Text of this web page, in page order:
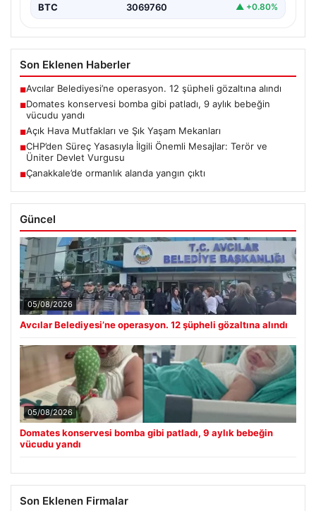
BTC 3069760 ▲ +0.80%
Son Eklenen Haberler
■Avcılar Belediyesi’ne operasyon. 12 şüpheli gözaltına alındı
■Domates konservesi bomba gibi patladı, 9 aylık bebeğin
vücudu yandı
■Açık Hava Mutfakları ve Şık Yaşam Mekanları
■CHP’den Süreç Yasasıyla İlgili Önemli Mesajlar: Terör ve
Üniter Devlet Vurgusu
■Çanakkale’de ormanlık alanda yangın çıktı
Güncel
05/08/2026
Avcılar Belediyesi’ne operasyon. 12 şüpheli gözaltına alındı
05/08/2026
Domates konservesi bomba gibi patladı, 9 aylık bebeğin
vücudu yandı
Son Eklenen Firmalar